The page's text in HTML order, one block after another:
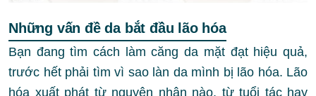
Những vấn đề da bắt đầu lão hóa
Bạn đang tìm cách làm căng da mặt đạt hiệu quả,
trước hết phải tìm vì sao làn da mình bị lão hóa. Lão
hóa xuất phát từ nguyên nhân nào, từ tuổi tác hay